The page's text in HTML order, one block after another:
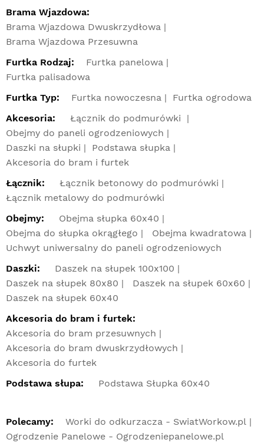
Brama Wjazdowa:
Brama Wjazdowa Dwuskrzydłowa
Brama Wjazdowa Przesuwna
Furtka Rodzaj:
Furtka panelowa
Furtka palisadowa
Furtka Typ:
Furtka nowoczesna
Furtka ogrodowa
Akcesoria:
Łącznik do podmurówki
Obejmy do paneli ogrodzeniowych
Daszki na słupki
Podstawa słupka
Akcesoria do bram i furtek
Łącznik:
Łącznik betonowy do podmurówki
Łącznik metalowy do podmurówki
Obejmy:
Obejma słupka 60x40
Obejma do słupka okrągłego
Obejma kwadratowa
Uchwyt uniwersalny do paneli ogrodzeniowych
Daszki:
Daszek na słupek 100x100
Daszek na słupek 80x80
Daszek na słupek 60x60
Daszek na słupek 60x40
Akcesoria do bram i furtek:
Akcesoria do bram przesuwnych
Akcesoria do bram dwuskrzydłowych
Akcesoria do furtek
Podstawa słupa:
Podstawa Słupka 60x40
Polecamy:
Worki do odkurzacza - SwiatWorkow.pl
Ogrodzenie Panelowe - Ogrodzeniepanelowe.pl